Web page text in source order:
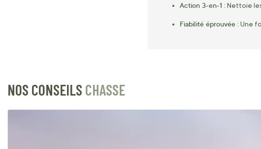
Action 3-en-1 : Nettoie
Fiabilité éprouvée : Une
NOS CONSEILS CHASSE